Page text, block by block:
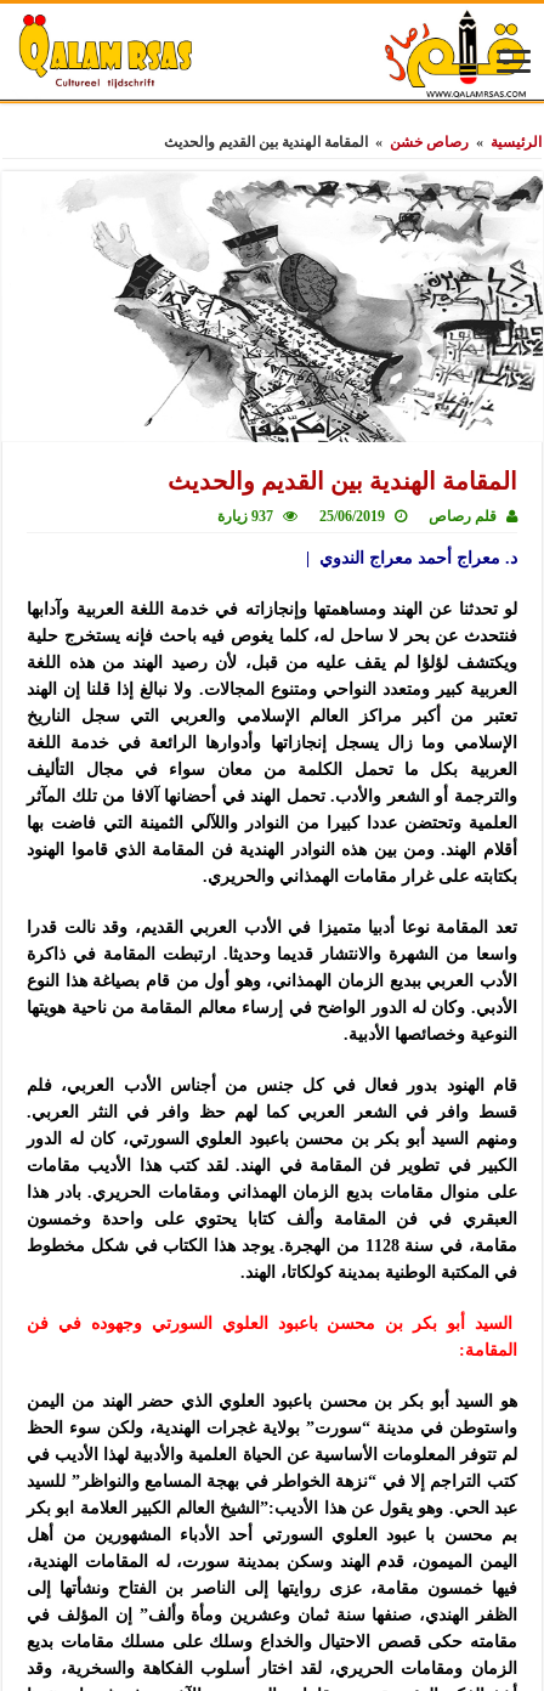
الرئيسية » رصاص خشن » المقامة الهندية بين القديم والحديث
المقامة الهندية بين القديم والحديث
قلم رصاص 25/06/2019 937 زيارة
د. معراج أحمد معراج الندوي |
لو تحدثنا عن الهند ومساهمتها وإنجازاته في خدمة اللغة العربية وآدابها
فنتحدث عن بحر لا ساحل له، كلما يغوص فيه باحث فإنه يستخرج حلية
ويكتشف لؤلؤا لم يقف عليه من قبل، لأن رصيد الهند من هذه اللغة
العربية كبير ومتعدد النواحي ومتنوع المجالات. ولا نبالغ إذا قلنا إن الهند
تعتبر من أكبر مراكز العالم الإسلامي والعربي التي سجل الناريخ
الإسلامي وما زال يسجل إنجازاتها وأدوارها الرائعة في خدمة اللغة
العربية بكل ما تحمل الكلمة من معان سواء في مجال التأليف
والترجمة أو الشعر والأدب. تحمل الهند في أحضانها آلافا من تلك المآثر
العلمية وتحتضن عددا كبيرا من النوادر واللآلي الثمينة التي فاضت بها
أقلام الهند. ومن بين هذه النوادر الهندية فن المقامة الذي قاموا الهنود
بكتابته على غرار مقامات الهمذاني والحريري.
تعد المقامة نوعا أدبيا متميزا في الأدب العربي القديم، وقد نالت قدرا
واسعا من الشهرة والانتشار قديما وحديثا. ارتبطت المقامة في ذاكرة
الأدب العربي ببديع الزمان الهمذاني، وهو أول من قام بصياغة هذا النوع
الأدبي. وكان له الدور الواضح في إرساء معالم المقامة من ناحية هويتها
النوعية وخصائصها الأدبية.
قام الهنود بدور فعال في كل جنس من أجناس الأدب العربي، فلم
قسط وافر في الشعر العربي كما لهم حظ وافر في النثر العربي.
ومنهم السيد أبو بكر بن محسن باعبود العلوي السورتي، كان له الدور
الكبير في تطوير فن المقامة في الهند. لقد كتب هذا الأديب مقامات
على منوال مقامات بديع الزمان الهمذاني ومقامات الحريري. بادر هذا
العبقري في فن المقامة وألف كتابا يحتوي على واحدة وخمسون
مقامة، في سنة 1128 من الهجرة. يوجد هذا الكتاب في شكل مخطوط
في المكتبة الوطنية بمدينة كولكاتا، الهند.
السيد أبو بكر بن محسن باعبود العلوي السورتي وجهوده في فن
المقامة:
هو السيد أبو بكر بن محسن باعبود العلوي الذي حضر الهند من اليمن
واستوطن في مدينة “سورت” بولاية غجرات الهندية، ولكن سوء الحظ
لم تتوفر المعلومات الأساسية عن الحياة العلمية والأدبية لهذا الأديب في
كتب التراجم إلا في “نزهة الخواطر في بهجة المسامع والنواظر” للسيد
عبد الحي. وهو يقول عن هذا الأديب:”الشيخ العالم الكبير العلامة ابو بكر
بم محسن با عبود العلوي السورتي أحد الأدباء المشهورين من أهل
اليمن الميمون، قدم الهند وسكن بمدينة سورت، له المقامات الهندية،
فيها خمسون مقامة، عزى روايتها إلى الناصر بن الفتاح ونشأتها إلى
الظفر الهندي، صنفها سنة ثمان وعشرين ومأة وألف” إن المؤلف في
مقامته حكى قصص الاحتيال والخداع وسلك على مسلك مقامات بديع
الزمان ومقامات الحريري، لقد اختار أسلوب الفكاهة والسخرية، وقد